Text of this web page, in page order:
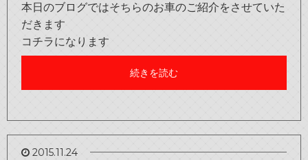
bond Wrap･Polish
bond Beijing
本日のブログではそちらのお車のご紹介をさせていた
だきます
コチラになります
続きを読む
2015.11.24